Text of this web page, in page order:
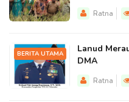
Ratna
BERITA UTAMA
Lanud
DMA
Ratna